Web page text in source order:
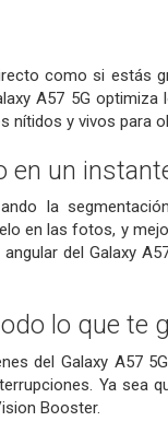
como si estás
A57 5G
y vivos para
en un
la
en las fotos, y
del Galaxy
lo que te
del Galaxy A57
Ya sea
Booster.